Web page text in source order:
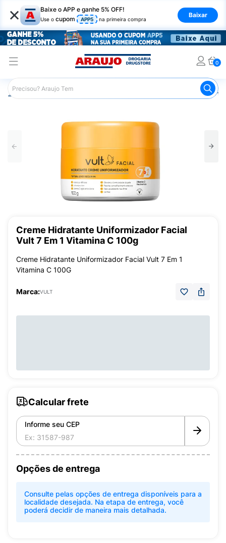
× Baixe o APP e ganhe 5% OFF!
Use o cupom APP5 na primeira compra
Baixar
0
Araujo Beleza e Cuidados Cuidados com o Rosto
Creme Hidratante Uniformizador Facial
Vult 7 Em 1 Vitamina C 100g
Creme Hidratante Uniformizador Facial Vult 7 Em 1
Vitamina C 100G
Marca:VULT
Calcular frete
Informe seu CEP
Opções de entrega
Consulte pelas opções de entrega disponíveis para a
localidade desejada. Na etapa de entrega, você
poderá decidir de maneira mais detalhada.